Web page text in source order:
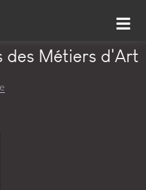
des Métiers d'Art